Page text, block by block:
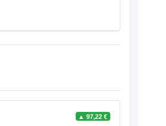
▲ 97,22 €